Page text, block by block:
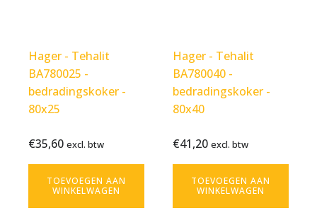
Hager - Tehalit
BA780025 -
bedradingskoker -
80x25
excl.
btw
Bekijk
product
€35,60 excl. btw
TOEVOEGEN AAN
WINKELWAGEN
Hager - Tehalit
BA780040 -
bedradingskoker -
80x40
excl.
btw
Bekijk
product
€41,20 excl. btw
TOEVOEGEN AAN
WINKELWAGEN